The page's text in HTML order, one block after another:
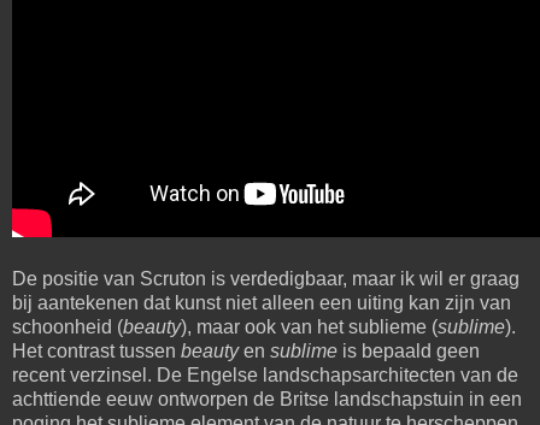
De positie van Scruton is verdedigbaar, maar ik wil er graag
bij aantekenen dat kunst niet alleen een uiting kan zijn van
schoonheid (beauty), maar ook van het sublieme (sublime).
Het contrast tussen beautyen sublime is bepaald geen
recent verzinsel. De Engelse landschapsarchitecten van de
achttiende eeuw ontworpen de Britse landschapstuin in een